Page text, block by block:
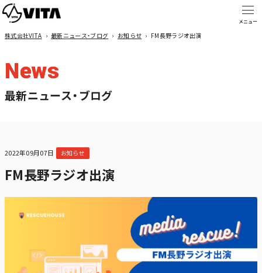
株式会社VITA › 最新ニュース・ブログ › お知らせ › FM長野ラジオ出演
News
最新ニュース・ブログ
2022年09月07日 お知らせ
FM長野ラジオ出演